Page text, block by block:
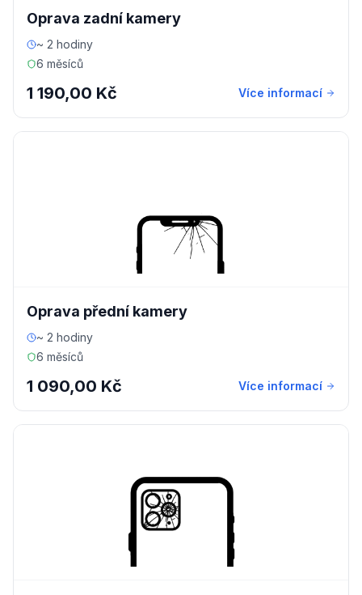
Oprava zadní kamery
~ 2 hodiny
6 měsíců
1 190,00 Kč Více informací
Oprava přední kamery
~ 2 hodiny
6 měsíců
1 090,00 Kč Více informací